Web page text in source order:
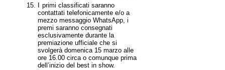
primi classificati saranno
contattati telefonicamente e/o a
mezzo messaggio WhatsApp, i
premi saranno consegnati
esclusivamente durante la
premiazione ufficiale che si
svolgerà domenica 15 marzo alle
ore 16.00 circa o comunque prima
dell’inizio del best in show.